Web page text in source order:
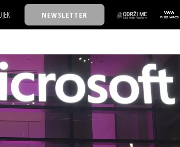
TASTY TALKS
30 ISPOD 30
BACK TO OFFICE/SCHOOL
BIZKOLEGIJUM
NEWSLETTER
NAJKOLEGA
30 ISPOD 30
BACK TO OFFICE/SCHOOL
BIZBENDOVI
BIZKOLEGIJUM
BMW BIZNIS LIGA
BIZLIFE WEEK